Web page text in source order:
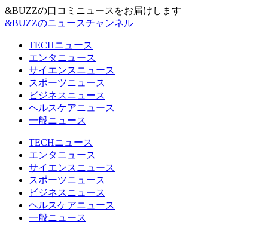
&BUZZの口コミニュースをお届けします
&BUZZのニュースチャンネル
TECHニュース
エンタニュース
サイエンスニュース
スポーツニュース
ビジネスニュース
ヘルスケアニュース
一般ニュース
TECHニュース
エンタニュース
サイエンスニュース
スポーツニュース
ビジネスニュース
ヘルスケアニュース
一般ニュース